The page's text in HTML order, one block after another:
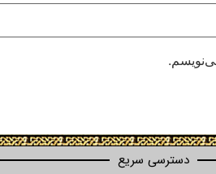
دسترسی سریع